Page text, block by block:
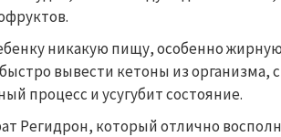
никакую пищу, особенно
вывести кетоны из
процесс и усугубит состояние.
Регидрон, который отлично